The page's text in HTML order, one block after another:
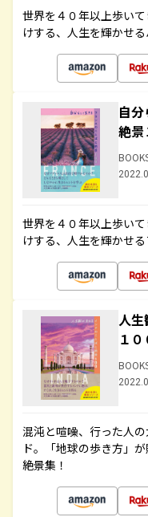
世界を４０年以上歩い
けする、人生を輝かせ
自
絶景
世界を４０年以上歩い
けする、人生を輝かせ
人生
１０
混沌と喧噪、行った人
ド。「地球の歩き方」
絶景集！